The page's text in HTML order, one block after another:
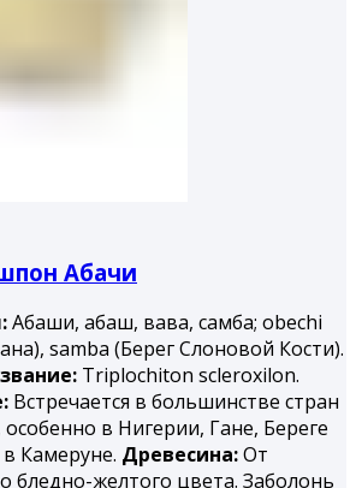
Абачи
Абаши, абаш, вава, самба; obechi
samba (Берег Слоновой Кости).
Triplochiton scleroxilon.
Встречается в большинстве стран
в Нигерии, Гане, Береге
Камеруне. Древесина:От
бледно-желтого цвета. Заболонь